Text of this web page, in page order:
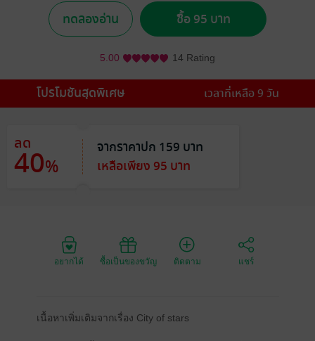
ทดลองอ่าน ซื้อ 95 บาท
5.00 14 Rating
โปรโมชันสุดพิเศษ เวลาที่เหลือ 9 วัน
ลด
40%
จากราคาปก 159 บาท
เหลือเพียง 95 บาท
อยากได้ ซื้อเป็นของขวัญ ติดตาม แชร์
เนื้อหาเพิ่มเติมจากเรื่อง City of stars